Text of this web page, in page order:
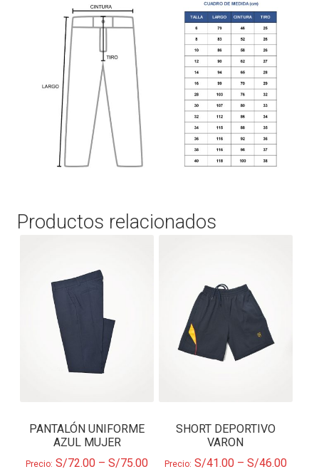
Productos relacionados
PANTALÓN UNIFORME
AZUL MUJER
Precio: S/72.00 –S/75.00
SHORT DEPORTIVO
VARON
Precio: S/41.00– S/46.00